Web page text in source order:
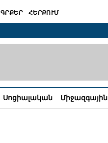
ԳՐՔԵՐ ՀԵՐՔՈՒՄ
Սոցիալական Միջազգային